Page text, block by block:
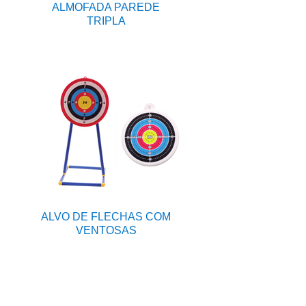
ALMOFADA PAREDE
TRIPLA
ALVO DE FLECHAS COM
VENTOSAS